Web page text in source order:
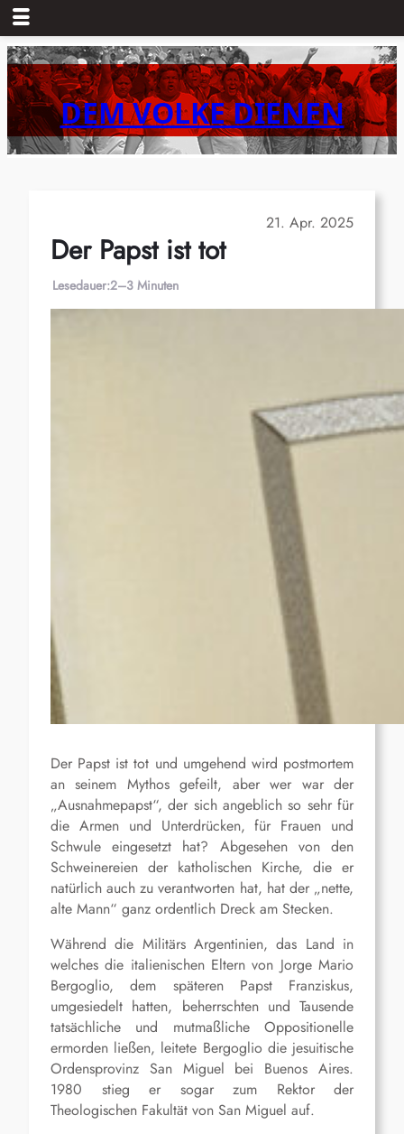
Zum
Inhalt
springenDEM VOLKE DIENEN
21. Apr. 2025
Der Papst ist tot
Lesedauer:2–3 Minuten
Der Papst ist tot und umgehend wird postmortem
an seinem Mythos gefeilt, aber wer war der
„Ausnahmepapst“, der sich angeblich so sehr für
die Armen und Unterdrücken, für Frauen und
Schwule eingesetzt hat? Abgesehen von den
Schweinereien der katholischen Kirche, die er
natürlich auch zu verantworten hat, hat der „nette,
alte Mann“ ganz ordentlich Dreck am Stecken.
Während die Militärs Argentinien, das Land in
welches die italienischen Eltern von Jorge Mario
Bergoglio, dem späteren Papst Franziskus,
umgesiedelt hatten, beherrschten und Tausende
tatsächliche und mutmaßliche Oppositionelle
ermorden ließen, leitete Bergoglio die jesuitische
Ordensprovinz San Miguel bei Buenos Aires.
1980 stieg er sogar zum Rektor der
Theologischen Fakultät von San Miguel auf.